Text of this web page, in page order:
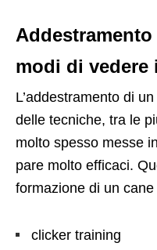
modi di vedere
L’addestramento di
delle tecniche, tra le
molto spesso messe
pare molto efficaci.
formazione di un cane
clicker training